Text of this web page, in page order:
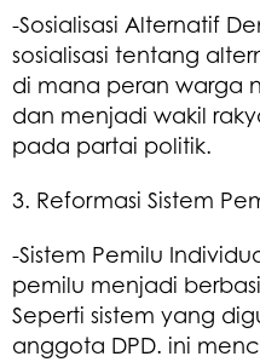
-Sosialisasi Alternatif
sosialisasi tentang
di mana peran warga
dan menjadi wakil
pada partai politik.
3. Reformasi Sistem
-Sistem Pemilu
pemilu menjadi
Seperti sistem yang
anggota DPD. ini